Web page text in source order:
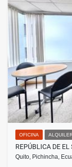
OFICINA
REPÚBLICA DE
Quito, Pichincha,